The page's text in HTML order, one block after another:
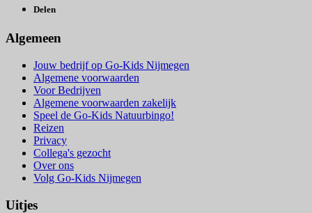
Delen
Algemeen
Jouw bedrijf op Go-Kids Nijmegen
Algemene voorwaarden
Voor Bedrijven
Algemene voorwaarden zakelijk
Speel de Go-Kids Natuurbingo!
Reizen
Privacy
Collega's gezocht
Over ons
Volg Go-Kids Nijmegen
Uitjes